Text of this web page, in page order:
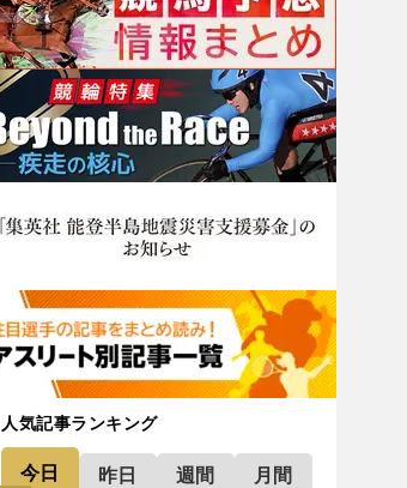
人気記事ランキング
今日 昨日 週間 月間